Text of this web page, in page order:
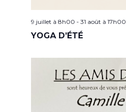
9 juillet à 8h00 - 31 août à 17h00
YOGA D’ÉTÉ